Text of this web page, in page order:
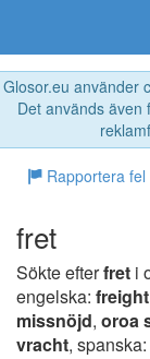
Glosor.eu använder
Det används även
Rapportera fel
fret
Sökte efterfret i
engelska:
missnöjd, oroa
vracht, spanska: